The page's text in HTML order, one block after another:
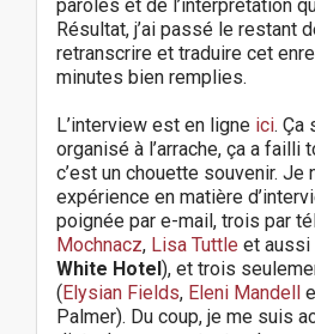
paroles et de l’interprétation
Résultat, j’ai passé le restant
retranscrire et traduire cet
minutes bien remplies.
L’interview est en ligne ici. Ça
organisé à l’arrache, ça a failli
c’est un chouette souvenir. Je
expérience en matière
poignée par e-mail, trois par
Mochnacz, Lisa Tuttle et aussi
White Hotel), et trois
(Elysian Fields, Eleni Mandell
Palmer). Du coup, je me suis